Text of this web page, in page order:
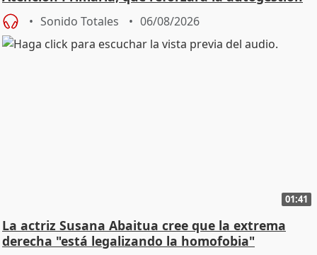
Sonido Totales 06/08/2026
01:41
La actriz Susana Abaitua cree que la extrema
derecha "está legalizando la homofobia"